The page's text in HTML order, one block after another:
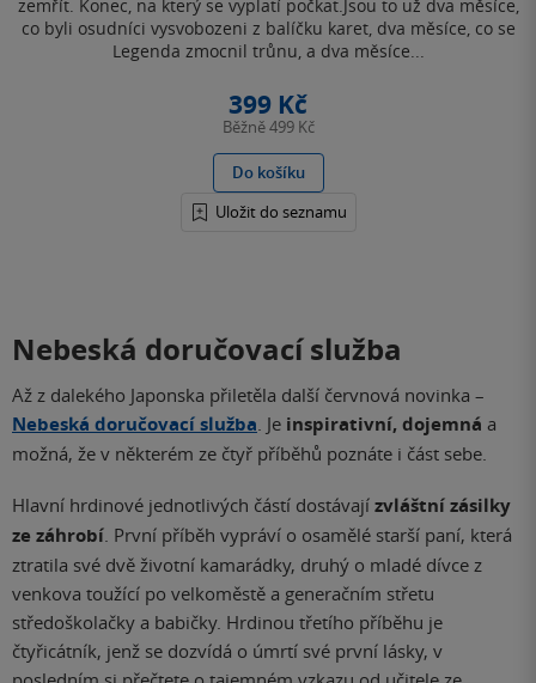
zemřít. Konec, na který se vyplatí počkat.Jsou to už dva měsíce,
co byli osudníci vysvobozeni z balíčku karet, dva měsíce, co se
Legenda zmocnil trůnu, a dva měsíce...
399 Kč
Běžně499 Kč
Do košíku
Uložit do seznamu
Nebeská doručovací služba
Až z dalekého Japonska přiletěla další červnová novinka –
Nebeská doručovací služba. Je inspirativní, dojemná a
možná, že v některém ze čtyř příběhů poznáte i část sebe.
Hlavní hrdinové jednotlivých částí dostávají zvláštní zásilky
ze záhrobí . První příběh vypráví o osamělé starší paní, která
ztratila své dvě životní kamarádky, druhý o mladé dívce z
venkova toužící po velkoměstě a generačním střetu
středoškolačky a babičky. Hrdinou třetího příběhu je
čtyřicátník, jenž se dozvídá o úmrtí své první lásky, v